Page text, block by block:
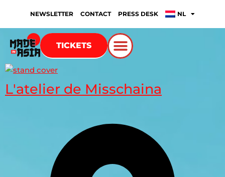
NEWSLETTER CONTACT PRESS DESK NL
TICKETS
L'atelier de Misschaina